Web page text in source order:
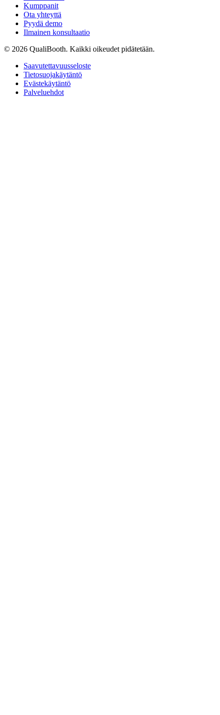
Kumppanit
Ota yhteyttä
Pyydä demo
Ilmainen konsultaatio
© 2026 QualiBooth. Kaikki oikeudet pidätetään.
Saavutettavuusseloste
Tietosuojakäytäntö
Evästekäytäntö
Palveluehdot